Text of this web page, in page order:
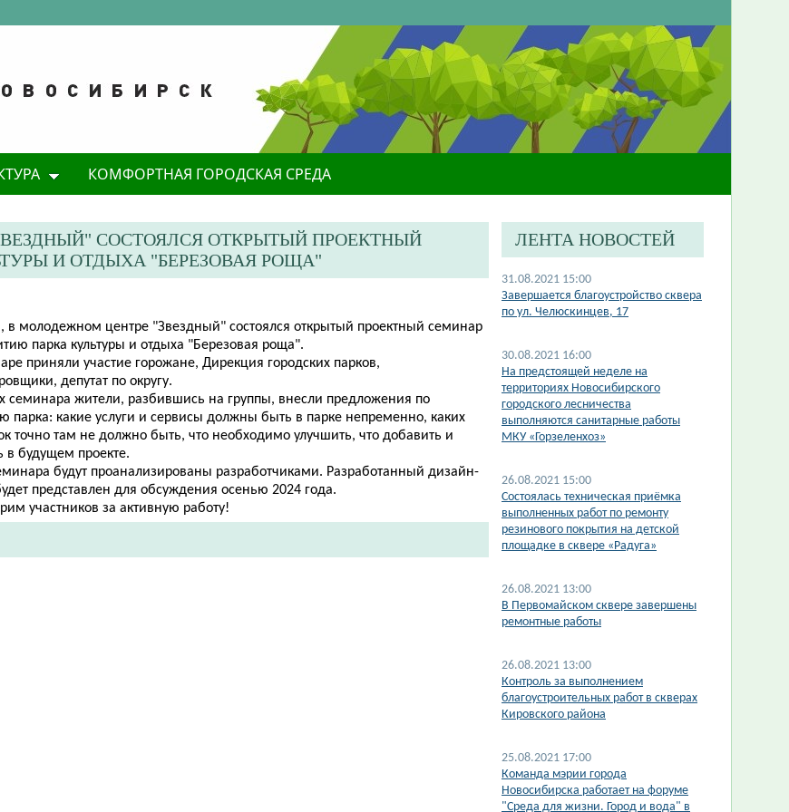
КОМФОРТНАЯ ГОРОДСКАЯ СРЕДА
СОСТОЯЛСЯ ОТКРЫТЫЙ ПРОЕКТНЫЙ
И ОТДЫХА "БЕРЕЗОВАЯ РОЩА"
в молодежном центре "Звездный" состоялся открытый проектный семинар
парка культуры и отдыха "Березовая роща".
приняли участие горожане, Дирекция городских парков,
депутат по округу.
семинара жители, разбившись на группы, внесли предложения по
парка: какие услуги и сервисы должны быть в парке непременно, каких
точно там не должно быть, что необходимо улучшить, что добавить и
в будущем проекте.
будут проанализированы разработчиками. Разработанный дизайн-
представлен для обсуждения осенью 2024 года.
участников за активную работу!
ЛЕНТА НОВОСТЕЙ
31.08.2021 15:00
Завершается благоустройство сквера
по ул. Челюскинцев, 17
30.08.2021 16:00
На предстоящей неделе на
территориях Новосибирского
городского лесничества
выполняются санитарные работы
МКУ «Горзеленхоз»
26.08.2021 15:00
Состоялась техническая приёмка
выполненных работ по ремонту
резинового покрытия на детской
площадке в сквере «Радуга»
26.08.2021 13:00
В Первомайском сквере завершены
ремонтные работы
26.08.2021 13:00
Контроль за выполнением
благоустроительных работ в скверах
Кировского района
25.08.2021 17:00
Команда мэрии города
Новосибирска работает на форуме
"Среда для жизни. Город и вода" в